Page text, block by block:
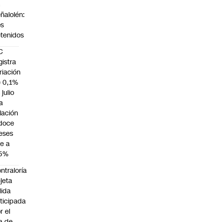
0,1%
julio
a
el